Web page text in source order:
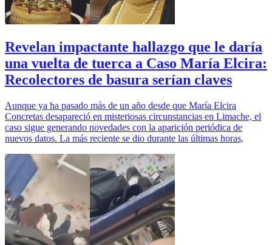
Revelan impactante hallazgo que le daría
una vuelta de tuerca a Caso María Elcira:
Recolectores de basura serían claves
Aunque ya ha pasado más de un año desde que María Elcira
Concretas desapareció en misteriosas circunstancias en Limache, el
caso sigue generando novedades con la aparición periódica de
nuevos datos. La más reciente se dio durante las últimas horas,